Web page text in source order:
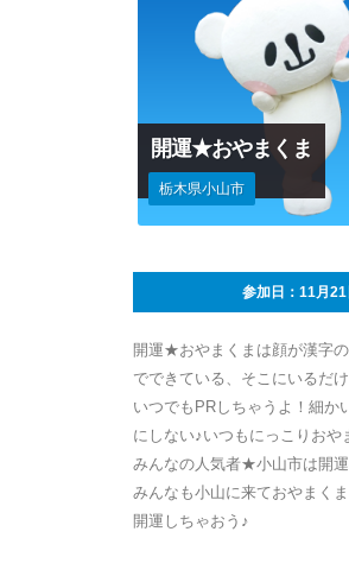
開運★おやまくま
栃木県小山市
参加日：11月21
開運★おやまくまは顔が漢字の
でできている、そこにいるだ
いつでもPRしちゃうよ！細か
にしない♪いつもにっこりおや
みんなの人気者★小山市は開運
みんなも小山に来ておやまく
開運しちゃおう♪